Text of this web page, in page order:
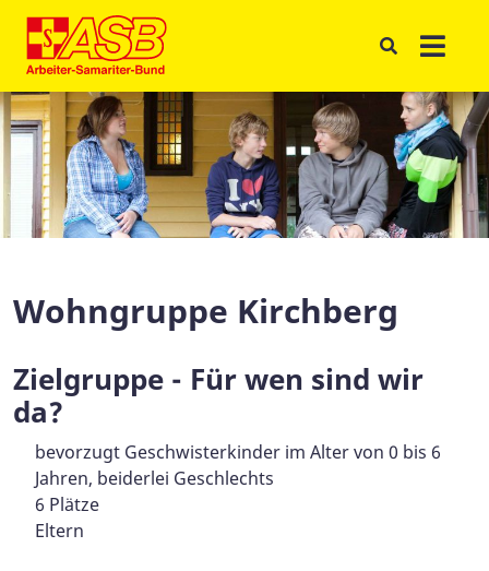
Wohngruppe Kirchberg
Zielgruppe - Für wen sind wir
da?
bevorzugt Geschwisterkinder im Alter von 0 bis 6
Jahren, beiderlei Geschlechts
6 Plätze
Eltern